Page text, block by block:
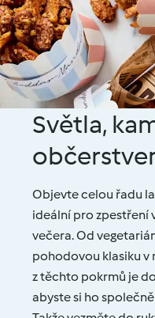
Světla,
Objevte celou řadu
ideální pro zpestření
večera. Od
pohodovou klasiku
z těchto pokrmů je
abyste si ho